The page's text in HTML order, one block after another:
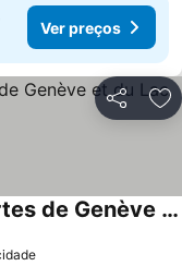
Ver preços
Partilhar
Escapade cocooning aux portes de Genève et du Lac Léman